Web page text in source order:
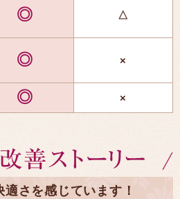
◎ △
◎ ×
◎ ×
さを感じています！